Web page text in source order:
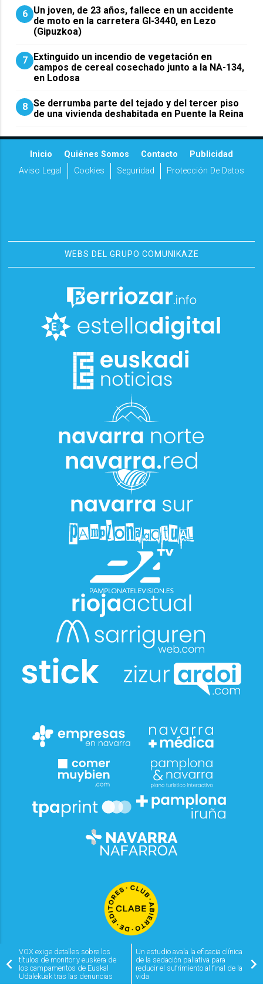
6 Un joven, de 23 años, fallece en un accidente
de moto en la carretera GI-3440, en Lezo
(Gipuzkoa)
7 Extinguido un incendio de vegetación en
campos de cereal cosechado junto a la NA-134,
en Lodosa
8 Se derrumba parte del tejado y del tercer piso
de una vivienda deshabitada en Puente la Reina
Inicio Quiénes Somos Contacto
Publicidad
Aviso Legal
Cookies Seguridad Protección De Datos
WEBS DEL GRUPO COMUNIKAZE
VOX exige detalles sobre los
títulos de monitor y euskera de
los campamentos de Euskal
Udalekuak tras las denuncias
Un estudio avala la eficacia clínica
de la sedación paliativa para
reducir el sufrimiento al final de la
vida